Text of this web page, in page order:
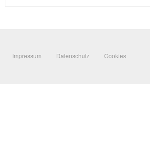
Impressum Datenschutz Cookies